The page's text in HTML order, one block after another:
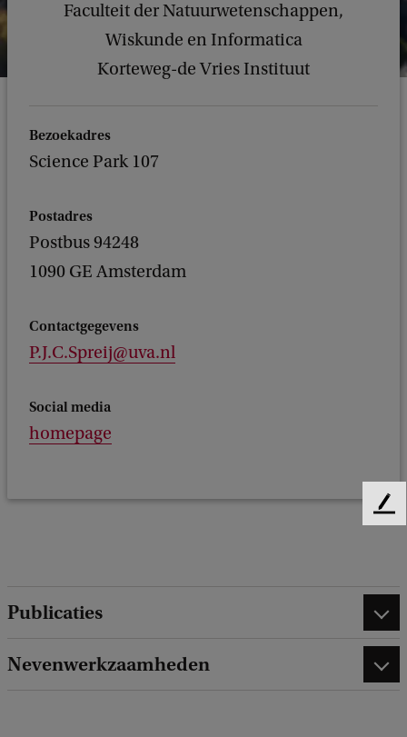
Faculteit der Natuurwetenschappen,
Wiskunde en Informatica
Korteweg-de Vries Instituut
Bezoekadres
Science Park 107
Postadres
Postbus 94248
1090 GE Amsterdam
Contactgegevens
P.J.C.Spreij@uva.nl
Social media
homepage
Publicaties
Nevenwerkzaamheden
F
b
a
c